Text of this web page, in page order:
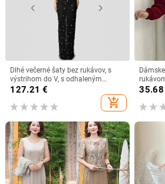
Dlhé večerné šaty bez rukávov, s
výstrihom do V, s odhaleným
chrbtom, s diamantovou výzdobou
127.21 €
add_shopping_cart
s
35.68